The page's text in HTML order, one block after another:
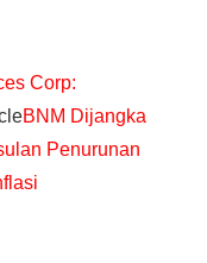
Corp:
BNM Dijangka
Penurunan